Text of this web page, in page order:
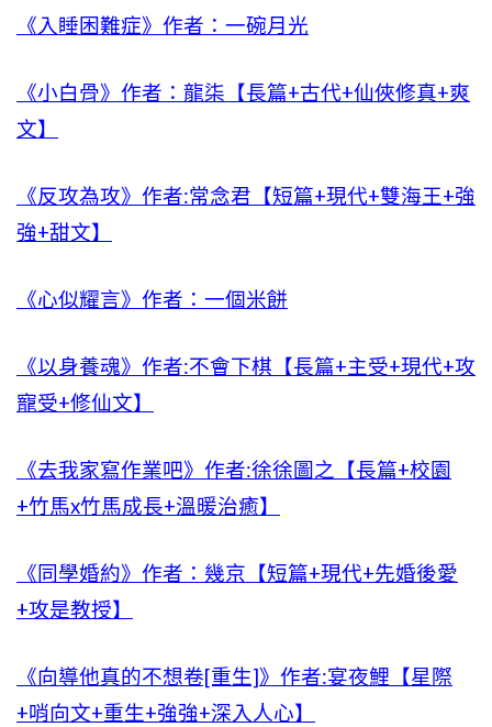
《入睡困難症》作者：一碗月光
《小白骨》作者：龍柒【長篇+古代+仙俠修真+爽
文】
《反攻為攻》作者:常念君【短篇+現代+雙海王+強
強+甜文】
《心似耀言》作者：一個米餅
《以身養魂》作者:不會下棋【長篇+主受+現代+攻
寵受+修仙文】
《去我家寫作業吧》作者:徐徐圖之【長篇+校園
+竹馬x竹馬成長+溫暖治癒】
《同學婚約》作者：幾京【短篇+現代+先婚後愛
+攻是教授】
《向導他真的不想卷[重生]》作者:宴夜鯉【星際
+哨向文+重生+強強+深入人心】